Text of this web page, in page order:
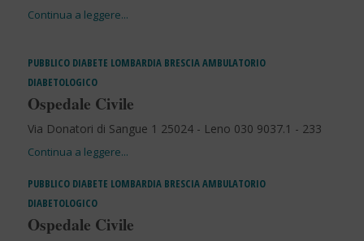
PUBBLICO DIABETE LOMBARDIA BRESCIAAMBULATORIO
DIABETOLOGICO
Ospedale Civile
Via Donatori di Sangue 1 25024 - Leno 030 9037.1 - 233
PUBBLICO DIABETE LOMBARDIA BRESCIAAMBULATORIO
DIABETOLOGICO
Ospedale Civile